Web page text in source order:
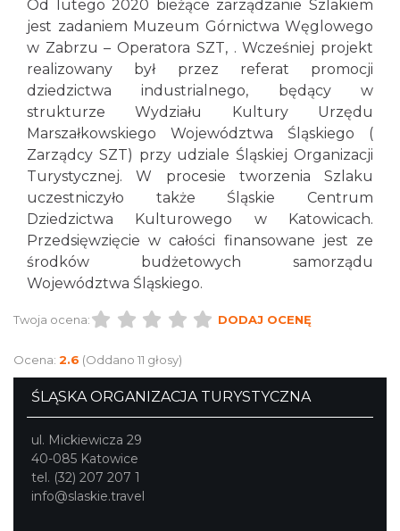
Od lutego 2020 bieżące zarządzanie Szlakiem
jest zadaniem Muzeum Górnictwa Węglowego
w Zabrzu – Operatora SZT, . Wcześniej projekt
realizowany był przez referat promocji
dziedzictwa industrialnego, będący w
strukturze Wydziału Kultury Urzędu
Marszałkowskiego Województwa Śląskiego (
Zarządcy SZT) przy udziale Śląskiej Organizacji
Turystycznej. W procesie tworzenia Szlaku
uczestniczyło także Śląskie Centrum
Dziedzictwa Kulturowego w Katowicach.
Przedsięwzięcie w całości finansowane jest ze
środków budżetowych samorządu
Województwa Śląskiego.
Twoja ocena: DODAJ OCENĘ
Ocena: 2.6 (Oddano 11 głosy)
ŚLĄSKA ORGANIZACJA TURYSTYCZNA
ul. Mickiewicza 29
40-085 Katowice
tel. (32) 207 207 1
info@slaskie.travel